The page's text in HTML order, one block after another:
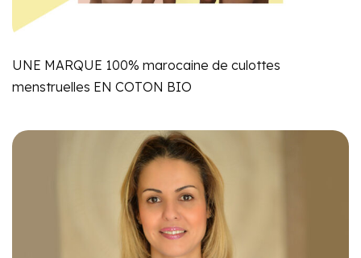
UNE MARQUE 100% marocaine de culottes
menstruelles EN COTON BIO